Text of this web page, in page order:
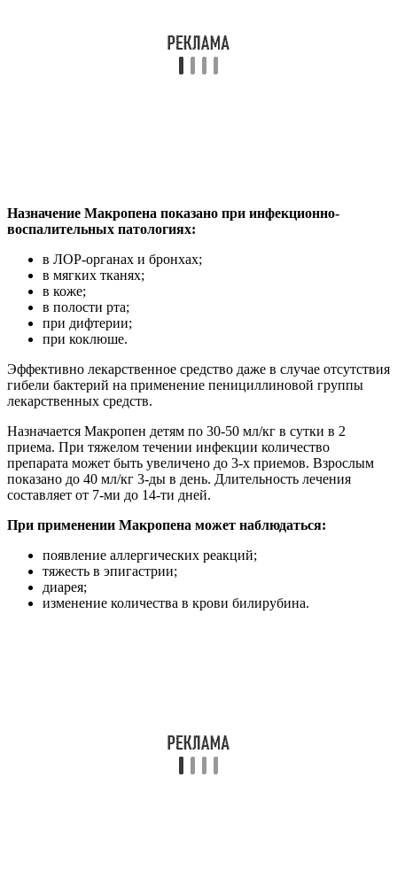
Назначение Макропена показано при инфекционно-
воспалительных патологиях:
в ЛОР-органах и бронхах;
в мягких тканях;
в коже;
в полости рта;
при дифтерии;
при коклюше.
Эффективно лекарственное средство даже в случае отсутствия
гибели бактерий на применение пенициллиновой группы
лекарственных средств.
Назначается Макропен детям по 30-50 мл/кг в сутки в 2
приема. При тяжелом течении инфекции количество
препарата может быть увеличено до 3-х приемов. Взрослым
показано до 40 мл/кг 3-ды в день. Длительность лечения
составляет от 7-ми до 14-ти дней.
При применении Макропена может наблюдаться:
появление аллергических реакций;
тяжесть в эпигастрии;
диарея;
изменение количества в крови билирубина.